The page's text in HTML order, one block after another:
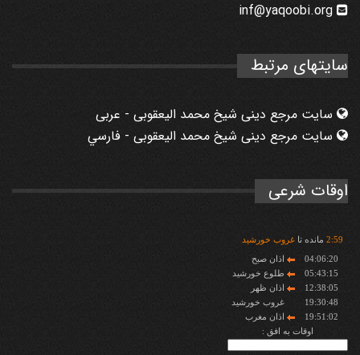
inf@yaqoobi.org
سایتهای مرتبط
سایت مرجع دینی شیخ محمد الیعقوبی - عربی
سایت مرجع دینی شیخ محمد الیعقوبی - فارسي
اوقات شرعی
2:59 مانده تاغروب خورشید
04:06:20
اذان صبح
05:43:15
طلوع خورشید
12:38:05
اذان ظهر
19:30:48
غروب خورشید
19:51:02
اذان مغرب
اوقات به افق :